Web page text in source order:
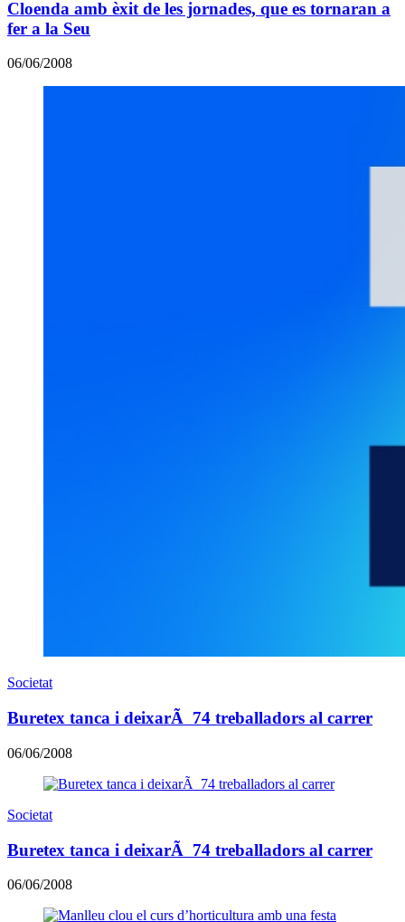
Cloenda amb èxit de les jornades, que es tornaran a
fer a la Seu
06/06/2008
Societat
Buretex tanca i deixarÃ 74 treballadors al carrer
06/06/2008
Societat
Buretex tanca i deixarÃ 74 treballadors al carrer
06/06/2008